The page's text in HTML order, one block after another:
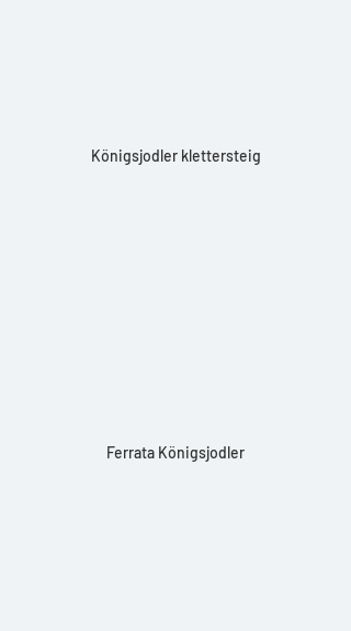
Königsjodler klettersteig
Ferrata Königsjodler